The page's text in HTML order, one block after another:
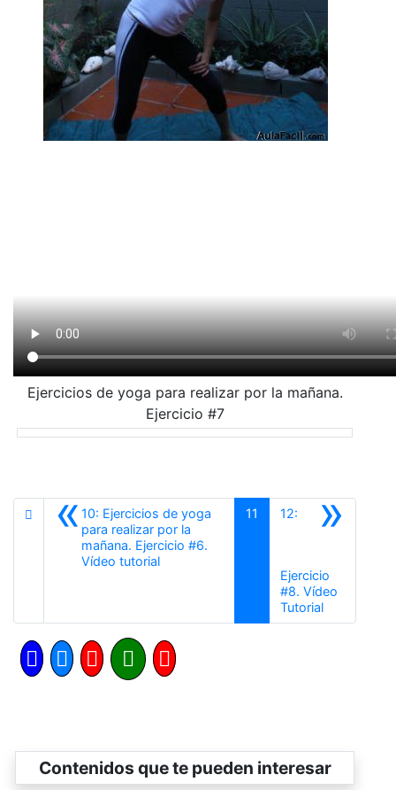
Ejercicios de yoga para realizar por la mañana.
Ejercicio #7
«10: Ejercicios de yoga
para realizar por la
mañana. Ejercicio #6.
Vídeo tutorialAnterior
11 »
12:
Ejercicio
#8. Vídeo
TutorialSiguiente
Contenidos que te pueden interesar